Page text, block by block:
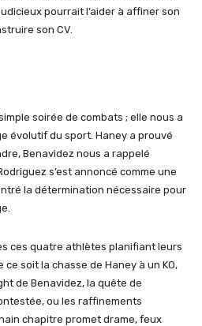
pourrait l’aider à affiner son
son CV.
soirée de combats ; elle nous a
évolutif du sport. Haney a prouvé
Benavidez nous a rappelé
s’est annoncé comme une
la détermination nécessaire pour
ces quatre athlètes planifiant leurs
soit la chasse de Haney à un KO,
de Benavidez, la quête de
ou les raffinements
chapitre promet drame, feux